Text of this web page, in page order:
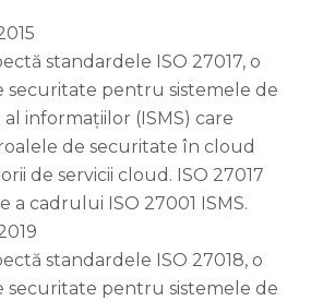
standardele ISO 27017, o
securitate pentru sistemele de
informațiilor (ISMS) care
de securitate în cloud
de servicii cloud. ISO 27017
a cadrului ISO 27001 ISMS.
standardele ISO 27018, o
securitate pentru sistemele de